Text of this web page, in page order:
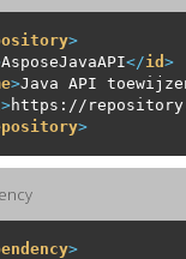
>
AsposeJavaAPI</id >
>Java API
>https://
>
>